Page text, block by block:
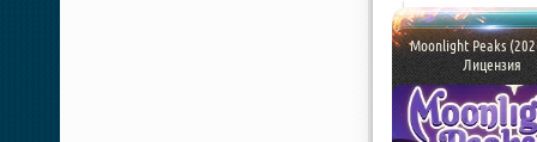
Moonlight Peaks
Лицензия